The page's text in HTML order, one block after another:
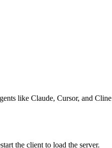
like Claude, Cursor, and
the client to load the server.